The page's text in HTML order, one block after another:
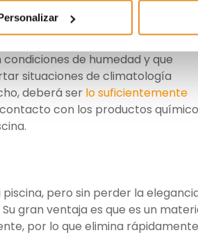
el efecto deseado cuando
no solo debemos preocuparnos
En este sentido, debemos
condiciones de humedad y que
situaciones de climatología
deberá ser lo suficientemente
con los productos
pero sin perder la
gran ventaja es que es un
por lo que elimina rápidamente